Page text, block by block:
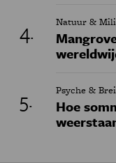
Natuur &
Psyche &
Hoe